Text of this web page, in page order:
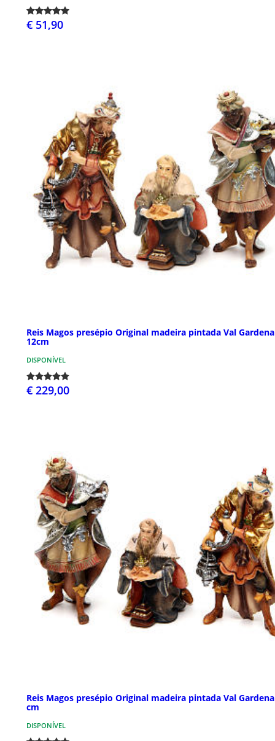
€ 51,90
Reis Magos presépio Original madeira pintada Val Gardena
12cm
DISPONÍVEL
€ 229,00
Reis Magos presépio Original madeira pintada Val
cm
DISPONÍVEL